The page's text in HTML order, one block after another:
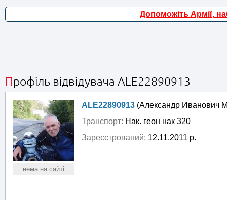
Допоможіть Армії,
Профіль відвідувача ALE22890913
нема на сайті
ALE22890913 (Александр Иванович
Транспорт: Нак. геон нак 320
Зареєстрований: 12.11.2011 р.